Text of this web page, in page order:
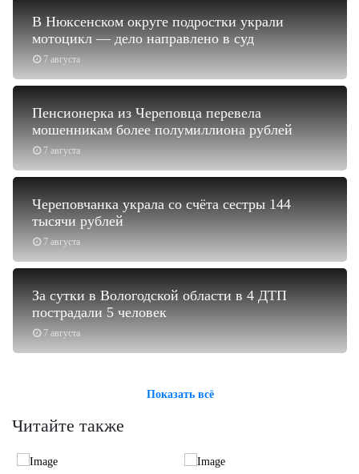
7 августа
В Нюксенском округе подростки украли
мотоцикл — дело направлено в суд
7 августа
Пенсионерка из Череповца перевела
мошенникам более полумиллиона рублей
7 августа
Череповчанка украла со счёта сестры 144
тысячи рублей
7 августа
За сутки в Вологодской области в 4 ДТП
пострадали 5 человек
Показать всё
Читайте также